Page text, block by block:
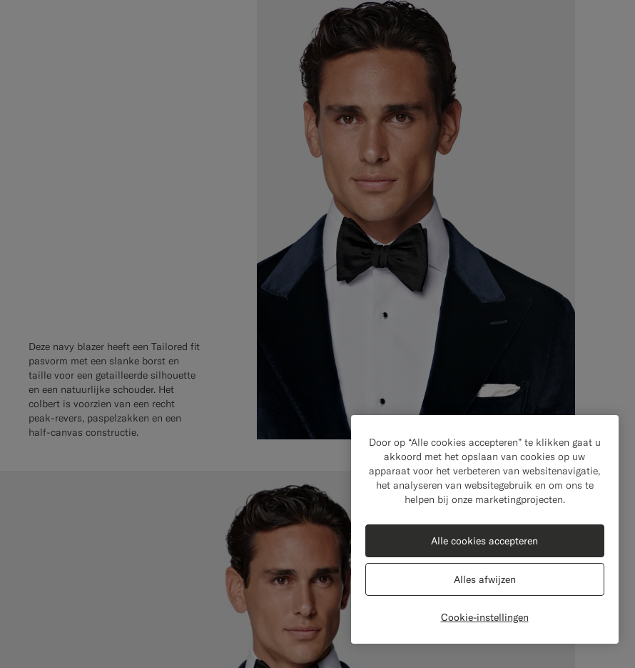
Deze navy blazer heeft een Tailored fit
pasvorm met een slanke borst en
taille voor een getailleerde silhouette
en een natuurlijke schouder. Het
colbert is voorzien van een recht
peak-revers, paspelzakken en een
half-canvas constructie.
Door op “Alle cookies accepteren” te klikken gaat u
akkoord met het opslaan van cookies op uw
apparaat voor het verbeteren van websitenavigatie,
het analyseren van websitegebruik en om ons te
helpen bij onze marketingprojecten.
Cookie-instellingen
Alles afwijzen
Alle cookies accepteren